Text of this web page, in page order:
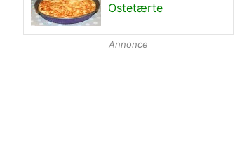
Ostetærte
Annonce